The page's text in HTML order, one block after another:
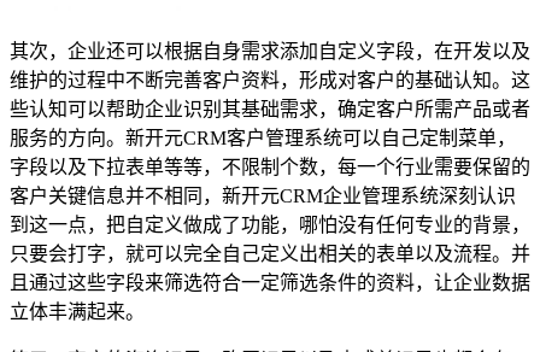
其次，企业还可以根据自身需求添加自定义字段，在开发以及
维护的过程中不断完善客户资料，形成对客户的基础认知。这
些认知可以帮助企业识别其基础需求，确定客户所需产品或者
服务的方向。新开元CRM客户管理系统可以自己定制菜单，
字段以及下拉表单等等，不限制个数，每一个行业需要保留的
客户关键信息并不相同，新开元CRM企业管理系统深刻认识
到这一点，把自定义做成了功能，哪怕没有任何专业的背景，
只要会打字，就可以完全自己定义出相关的表单以及流程。并
且通过这些字段来筛选符合一定筛选条件的资料，让企业数据
立体丰满起来。